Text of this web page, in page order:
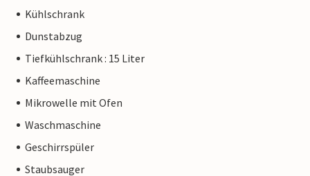
Kühlschrank
Dunstabzug
Tiefkühlschrank : 15 Liter
Kaffeemaschine
Mikrowelle mit Ofen
Waschmaschine
Geschirrspüler
Staubsauger